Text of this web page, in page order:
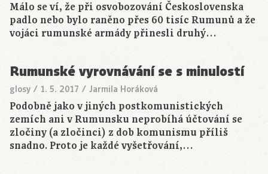
Málo se ví, že při osvobozování Československa
padlo nebo bylo raněno přes 60 tisíc Rumunů a že
vojáci rumunské armády přinesli druhý…
Rumunské vyrovnávání se s minulostí
glosy / 1. 5. 2017 / Jarmila Horáková
Podobně jako v jiných postkomunistických
zemích ani v Rumunsku neprobíhá účtování se
zločiny (a zločinci) z dob komunismu příliš
snadno. Proto je každé vyšetřování,…